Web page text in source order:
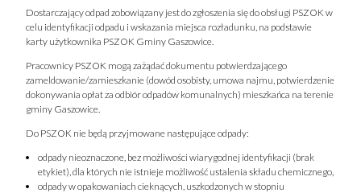
Dostarczający odpad zobowiązany jest do zgłoszenia się do obsługi PSZOK w
celu identyfikacji odpadu i wskazania miejsca rozładunku, na podstawie
karty użytkownika PSZOK Gminy Gaszowice.
Pracownicy PSZOK mogą zażądać dokumentu potwierdzającego
zameldowanie/zamieszkanie (dowód osobisty, umowa najmu, potwierdzenie
dokonywania opłat za odbiór odpadów komunalnych) mieszkańca na terenie
gminy Gaszowice.
Do PSZOK nie będą przyjmowane następujące odpady:
odpady nieoznaczone, bez możliwości wiarygodnej identyfikacji (brak
etykiet), dla których nie istnieje możliwość ustalenia składu chemicznego,
odpady w opakowaniach cieknących, uszkodzonych w stopniu